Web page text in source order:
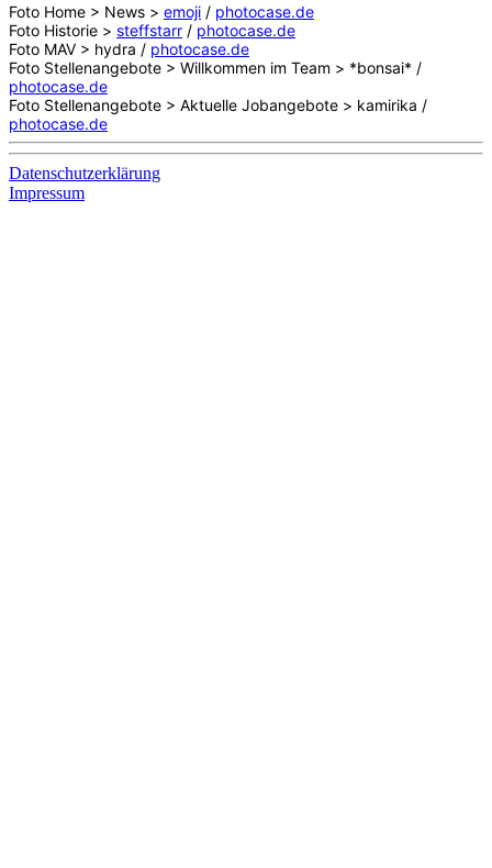
Foto Home > News > emoji / photocase.de
Foto Historie > steffstarr / photocase.de
Foto MAV > hydra / photocase.de
Foto Stellenangebote > Willkommen im Team > *bonsai* /
photocase.de
Foto Stellenangebote > Aktuelle Jobangebote > kamirika /
photocase.de
Datenschutzerklärung
Impressum